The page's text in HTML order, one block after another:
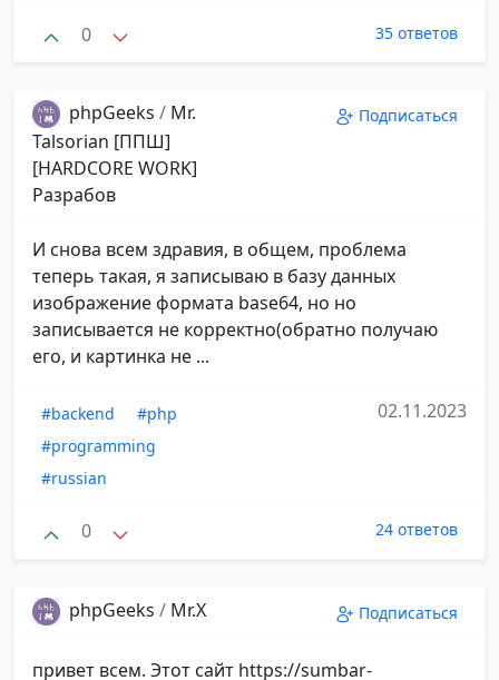
0 35 ответов
phpGeeks / Mr.
Talsorian [ППШ]
[HARDCORE WORK]
Разрабов
Подписаться
И снова всем здравия, в общем, проблема
теперь такая, я записываю в базу данных
изображение формата base64, но но
записывается не корректно(обратно получаю
его, и картинка не ...
#backend
#php
#programming
#russian
02.11.2023
0 24 ответов
phpGeeks / Mr.X Подписаться
привет всем. Этот сайт https://sumbar-